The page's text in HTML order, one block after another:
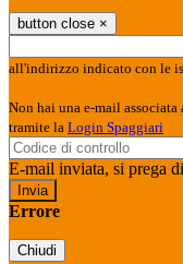
button close ×
all'indirizzo indicato con le
Non hai una e-mail
tramite la Login Spaggiari
E-mail inviata, si prega
Errore
Chiudi